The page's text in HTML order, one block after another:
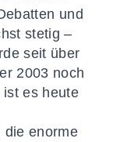
und
stetig –
seit über
2003 noch
es heute
die enorme